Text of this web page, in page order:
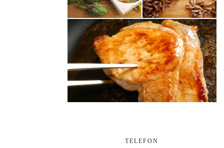
TELEFON